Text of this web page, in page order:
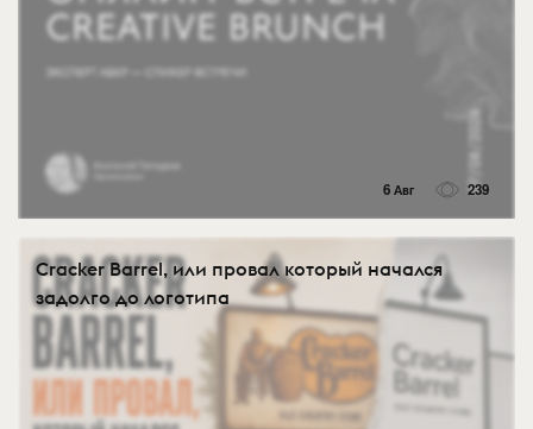
6 Авг 239
Cracker Barrel, или провал который начался
задолго до логотипа